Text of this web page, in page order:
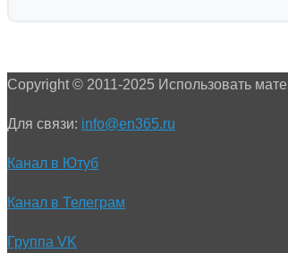
Copyright © 2011-2025 Использовать
Для связи: info@en365.ru
Канал в Ютуб
Канал в Телеграм
Группа VK